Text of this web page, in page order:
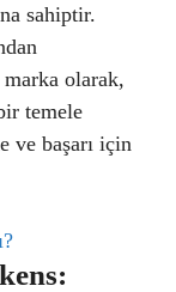
sahiptir.
marka olarak,
temele
ve başarı için